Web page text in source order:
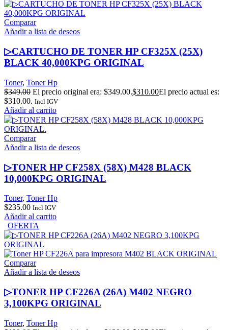
Comparar
Añadir a lista de deseos
▷CARTUCHO DE TONER HP CF325X (25X)
BLACK 40,000KPG ORIGINAL
Toner, Toner Hp
$349.00 El precio original era: $349.00.$310.00El precio actual es:
$310.00. Incl IGV
Añadir al carrito
Comparar
Añadir a lista de deseos
▷TONER HP CF258X (58X) M428 BLACK
10,000KPG ORIGINAL
Toner, Toner Hp
$235.00 Incl IGV
Añadir al carrito
OFERTA
Comparar
Añadir a lista de deseos
▷TONER HP CF226A (26A) M402 NEGRO
3,100KPG ORIGINAL
Toner, Toner Hp